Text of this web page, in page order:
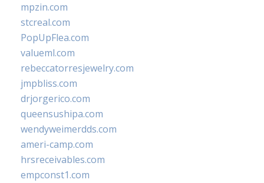
mpzin.com
stcreal.com
PopUpFlea.com
valueml.com
rebeccatorresjewelry.com
jmpbliss.com
drjorgerico.com
queensushipa.com
wendyweimerdds.com
ameri-camp.com
hrsreceivables.com
empconst1.com